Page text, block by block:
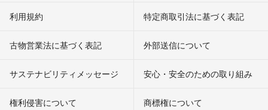
利用規約 特定商取引法に基づく表記
古物営業法に基づく表記 外部送信について
サステナビリティメッセージ 安心・安全のための取り組み
権利侵害について
商標権について